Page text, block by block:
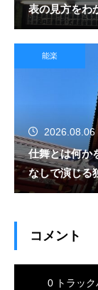
表の見方をわ
能楽
2026.08.06
仕舞とは何か
なしで演じる
コメント
0 トラック